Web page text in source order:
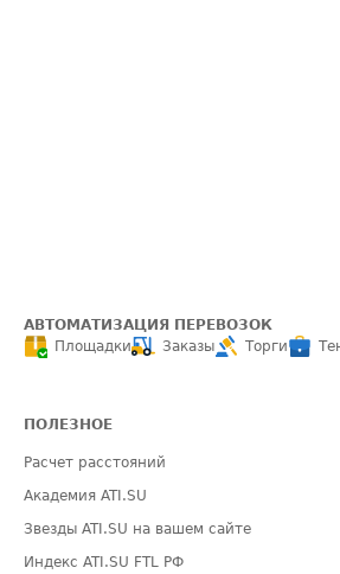
АВТОМАТИЗАЦИЯ ПЕРЕВОЗОК
Площадки
Заказы Торги
ПОЛЕЗНОЕ
Расчет расстояний
Академия ATI.SU
Звезды ATI.SU на вашем сайте
Индекс ATI.SU FTL РФ